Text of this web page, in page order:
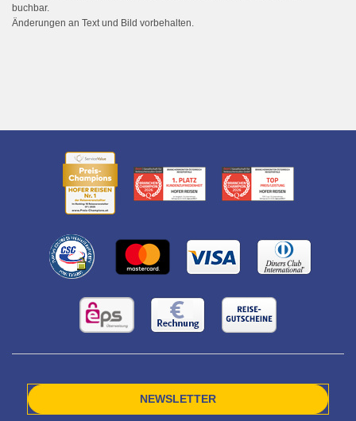
buchbar.
Änderungen an Text und Bild vorbehalten.
NEWSLETTER